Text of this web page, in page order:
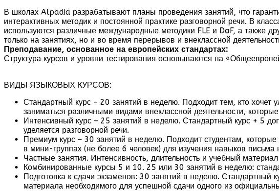
В школах Alpadia разрабатывают планы проведения занятий, что
интерактивных методик и постоянной практике разговорной речи. В
используются различные международные методики FLE и DaF, а также
только на занятиях, но и во время перерывов и внеклассной
Преподавание, основанное на европейских стандартах:
Структура курсов и уровни тестирования основываются на
ВИДЫ ЯЗЫКОВЫХ КУРСОВ:
Стандартный курс – 20 занятий в неделю. Подходит тем, кто хочет
заниматься различными видами внеклассной деятельности,
Интенсивный курс – 25 занятий в неделю. Стандартный курс + 5
уделяется разговорной речи.
Премиум курс – 30 занятий в неделю. Подходит студентам, которые
в мини-группах (не более 6 человек) для изучения навыков письма
Частные занятия. Интенсивность, длительность и учебный
Комбинированные курсы 5 и 10. 25 или 30 занятий в неделю:
Подготовка к сдачи экзаменов: 30 занятий в неделю.
материала необходимого для успешной сдачи одного из